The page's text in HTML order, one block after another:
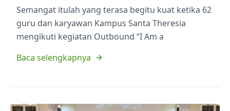
Semangat itulah yang terasa begitu kuat ketika 62
guru dan karyawan Kampus Santa Theresia
mengikuti kegiatan Outbound “I Am a
Baca selengkapnya